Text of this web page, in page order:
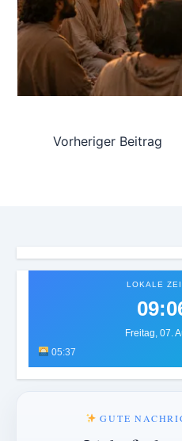
Vorheriger Beitrag
LOKALE
Freitag, 07.
05:37
GUTE